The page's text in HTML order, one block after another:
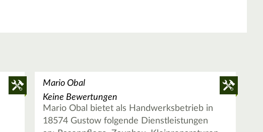
Mario Obal
Keine Bewertungen
Mario Obal bietet als Handwerksbetrieb in
18574 Gustow folgende Dienstleistungen